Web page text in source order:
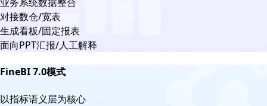
对接数仓/宽表
生成看板/固定报表
面向PPT汇报/人工解释
FineBI 7.0模式
以指标语义层为核心